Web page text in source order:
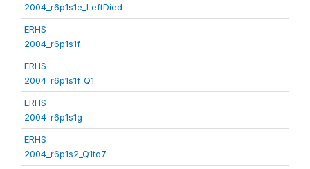
2004_r6p1s1e_LeftDied
ERHS
2004_r6p1s1f
ERHS
2004_r6p1s1f_Q1
ERHS
2004_r6p1s1g
ERHS
2004_r6p1s2_Q1to7